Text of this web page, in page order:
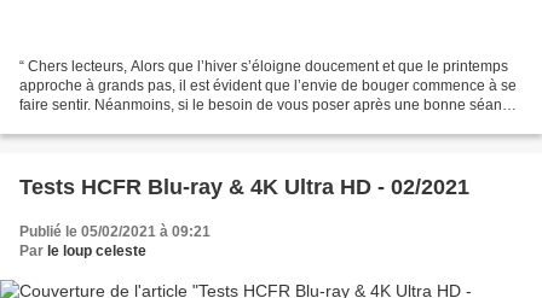
“ Chers lecteurs, Alors que l’hiver s’éloigne doucement et que le printemps
approche à grands pas, il est évident que l’envie de bouger commence à se
faire sentir. Néanmoins, si le besoin de vous poser après une bonne séance
Tests HCFR Blu-ray & 4K Ultra HD - 02/2021
Publié le 05/02/2021 à 09:21
Par le loup celeste